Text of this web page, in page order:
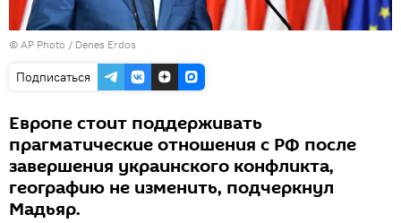
© AP Photo / Denes Erdos
Подписаться
Европе стоит поддерживать
прагматические отношения с РФ после
завершения украинского конфликта,
географию не изменить, подчеркнул
Мадьяр.